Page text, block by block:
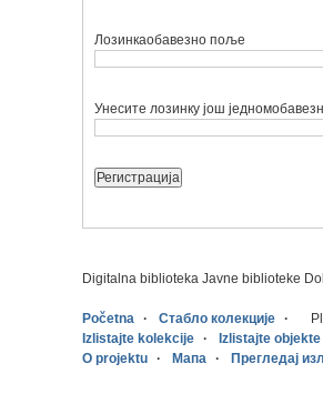
Лозинкаобавезно поље
Унесите лозинку још једном
Digitalna biblioteka Javne biblioteke
Početna
Стабло колекције
Izlistajte kolekcije
Izlistajte objekte
O projektu
Мапа Прегледај